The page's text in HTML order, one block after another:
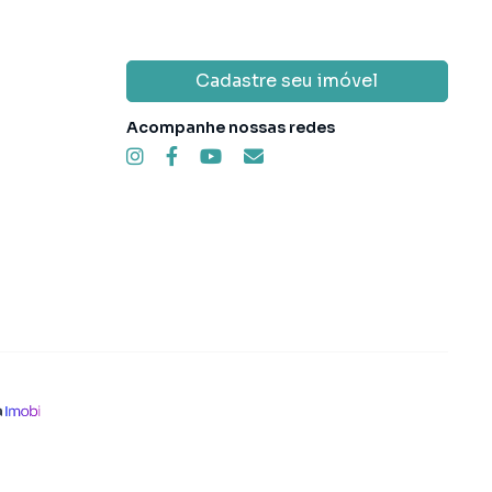
Cadastre seu imóvel
Acompanhe nossas redes